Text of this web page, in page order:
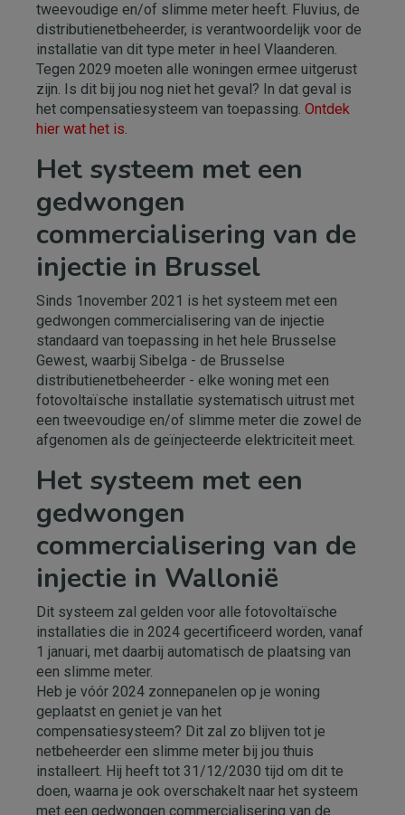
tweevoudige en/of slimme meter heeft. Fluvius, de
distributienetbeheerder, is verantwoordelijk voor de
installatie van dit type meter in heel Vlaanderen.
Tegen 2029 moeten alle woningen ermee uitgerust
zijn. Is dit bij jou nog niet het geval? In dat geval is
het compensatiesysteem van toepassing. Ontdek
hier wat het is.
Het systeem met een
gedwongen
commercialisering van de
injectie in Brussel
Sinds 1november 2021 is het systeem met een
gedwongen commercialisering van de injectie
standaard van toepassing in het hele Brusselse
Gewest, waarbij Sibelga - de Brusselse
distributienetbeheerder - elke woning met een
fotovoltaïsche installatie systematisch uitrust met
een tweevoudige en/of slimme meter die zowel de
afgenomen als de geïnjecteerde elektriciteit meet.
Het systeem met een
gedwongen
commercialisering van de
injectie in Wallonië
Dit systeem zal gelden voor alle fotovoltaïsche
installaties die in 2024 gecertificeerd worden, vanaf
1 januari, met daarbij automatisch de plaatsing van
een slimme meter.
Heb je vóór 2024 zonnepanelen op je woning
geplaatst en geniet je van het
compensatiesysteem? Dit zal zo blijven tot je
netbeheerder een slimme meter bij jou thuis
installeert. Hij heeft tot 31/12/2030 tijd om dit te
doen, waarna je ook overschakelt naar het systeem
met een gedwongen commercialisering van de